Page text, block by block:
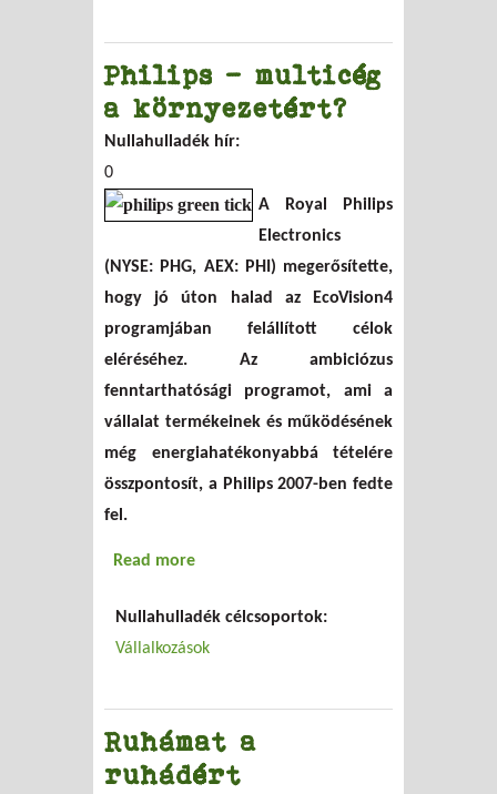
Philips - multicég
a környezetért?
Nullahulladék hír:
0
A Royal Philips
Electronics
(NYSE: PHG, AEX: PHI) megerősítette,
hogy jó úton halad az EcoVision4
programjában felállított célok
eléréséhez. Az ambiciózus
fenntarthatósági programot, ami a
vállalat termékeinek és működésének
még energiahatékonyabbá tételére
összpontosít, a Philips 2007-ben fedte
fel.
Read more
Nullahulladék célcsoportok:
Vállalkozások
Ruhámat a
ruhádért